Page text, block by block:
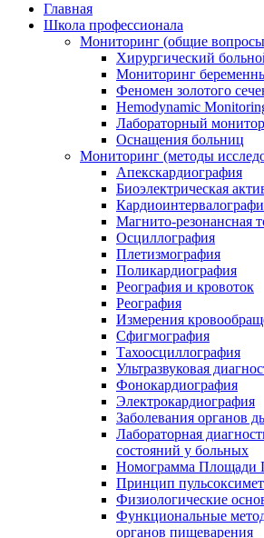
Главная
Школа профессионала
Мониторинг (общие
Хирургический
Мониторинг
Феномен золотого
Hemodynamic
Лабораторный
Оснащения больниц
Мониторинг (методы
Апекскардиография
Биоэлектрическая
Магнито-резонансная
Осциллография
Плетизмография
Поликардиография
Реография и кровоток
Реография
Измерения
Сфигмография
Тахоосциллография
Ультразвуковая
Фонокардиография
Электрокардиография
Заболевания органов
Лабораторная
состояний у больных
Номограмма Площади
Принцип
Физиологические
Функциональные
органов пищеварения